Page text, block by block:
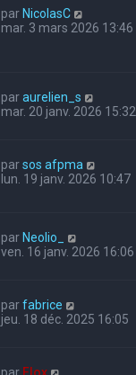
par NicolasC
mar. 3 mars 2026 13:46
paraurelien_s
mar. 20 janv. 2026 15:32
parsos afpma
lun. 19 janv. 2026 10:47
par Neolio_
ven. 16 janv. 2026 16:06
parfabrice
jeu. 18 déc. 2025 16:05